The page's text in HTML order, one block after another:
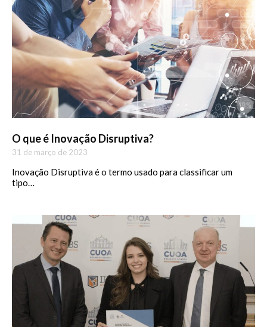
O que é Inovação Disruptiva?
31 de março de 2023
Inovação Disruptiva é o termo usado para classificar um
tipo…